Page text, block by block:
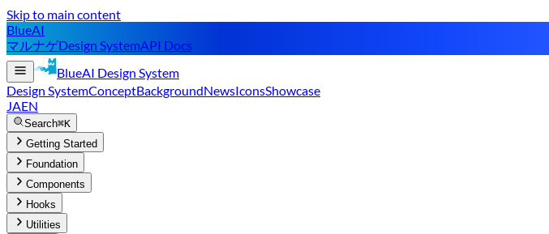
Skip to main content
BlueAI
マルナゲDesign SystemAPI Docs
BlueAI Design System
Design SystemConceptBackgroundNewsIconsShowcase
JAEN
Search⌘K
Getting Started
Foundation
Components
Hooks
Utilities